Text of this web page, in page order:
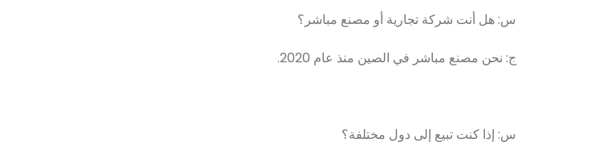
س: هل أنت شركة تجارية أو مصنع مباشر؟
ج: نحن مصنع مباشر في الصين منذ عام 2020.
س: إذا كنت تبيع إلى دول مختلفة؟